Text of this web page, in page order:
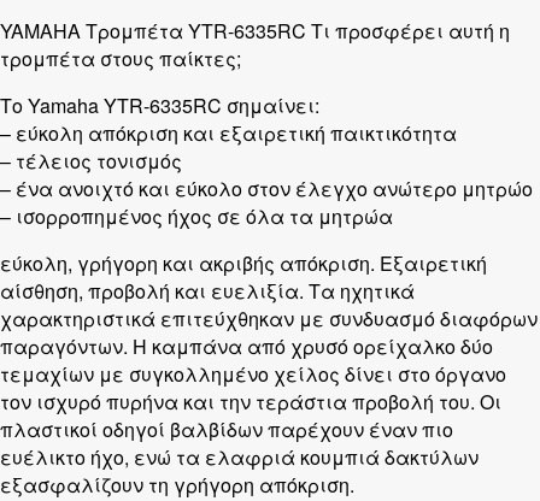
YAMAHA Τρομπέτα YTR-6335RC Τι προσφέρει αυτή η
τρομπέτα στους παίκτες;
Το Yamaha YTR-6335RC σημαίνει:
– εύκολη απόκριση και εξαιρετική παικτικότητα
– τέλειος τονισμός
– ένα ανοιχτό και εύκολο στον έλεγχο ανώτερο μητρώο
– ισορροπημένος ήχος σε όλα τα μητρώα
εύκολη, γρήγορη και ακριβής απόκριση. Εξαιρετική
αίσθηση, προβολή και ευελιξία. Τα ηχητικά
χαρακτηριστικά επιτεύχθηκαν με συνδυασμό διαφόρων
παραγόντων. Η καμπάνα από χρυσό ορείχαλκο δύο
τεμαχίων με συγκολλημένο χείλος δίνει στο όργανο
τον ισχυρό πυρήνα και την τεράστια προβολή του. Οι
πλαστικοί οδηγοί βαλβίδων παρέχουν έναν πιο
ευέλικτο ήχο, ενώ τα ελαφριά κουμπιά δακτύλων
εξασφαλίζουν τη γρήγορη απόκριση.